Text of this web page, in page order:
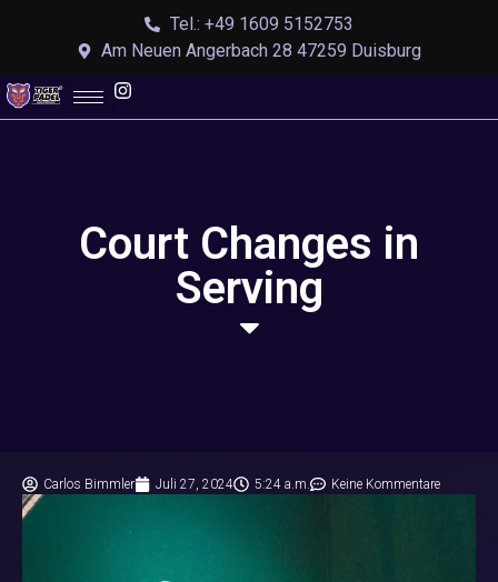
Tel.: +49 1609 5152753
Am Neuen Angerbach 28 47259 Duisburg
Court Changes in
Serving
Carlos Bimmler Juli 27, 2024 5:24 a.m. Keine Kommentare